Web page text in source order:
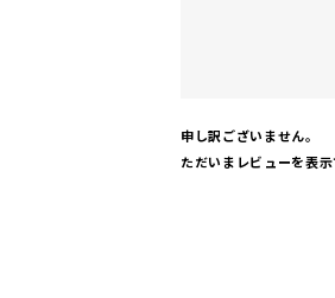
申し訳ございません。
ただいまレビューを表示